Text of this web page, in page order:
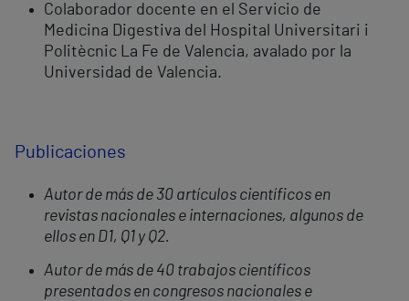
Colaborador docente en el Servicio de
Medicina Digestiva del Hospital Universitari i
Politècnic La Fe de Valencia, avalado por la
Universidad de Valencia.
Publicaciones
Autor de más de 30 artículos científicos en
revistas nacionales e internaciones, algunos de
ellos en D1, Q1 y Q2.
Autor de más de 40 trabajos científicos
presentados en congresos nacionales e